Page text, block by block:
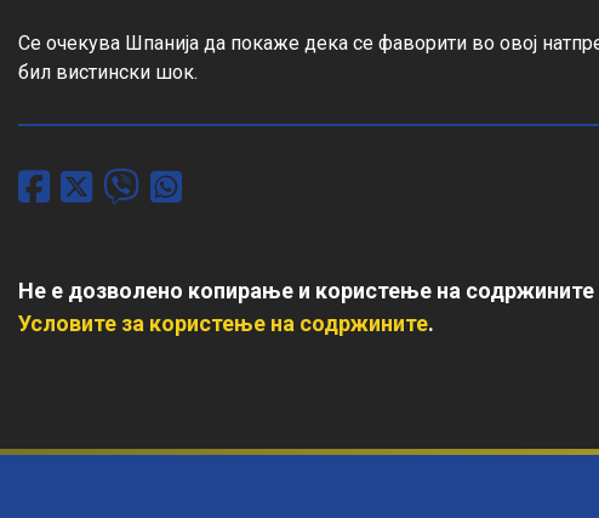
Се очекува Шпанија да покаже дека се фаворити во овој
бил вистински шок.
Не е дозволено копирање и користење на содржините
Условите за користење на содржините.